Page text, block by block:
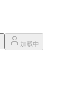
加载中